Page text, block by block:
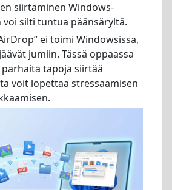
siirtäminen Windows-
silti tuntua päänsäryltä.
ei toimi Windowsissa,
jumiin. Tässä oppaassa
tapoja siirtää
voit lopettaa stressaamisen